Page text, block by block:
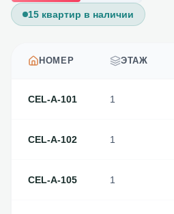
15 квартир в наличии
НОМЕР ЭТАЖ
CEL-A-101 1
CEL-A-102 1
CEL-A-105 1